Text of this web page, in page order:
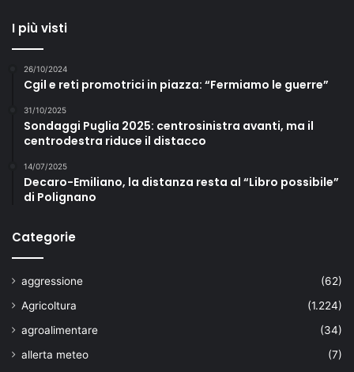
I più visti
26/10/2024
Cgil e reti promotrici in piazza: “Fermiamo le guerre”
31/10/2025
Sondaggi Puglia 2025: centrosinistra avanti, ma il
centrodestra riduce il distacco
14/07/2025
Decaro-Emiliano, la distanza resta al “Libro possibile”
di Polignano
Categorie
aggressione
(62)
Agricoltura
(1.224)
agroalimentare
(34)
allerta meteo
(7)